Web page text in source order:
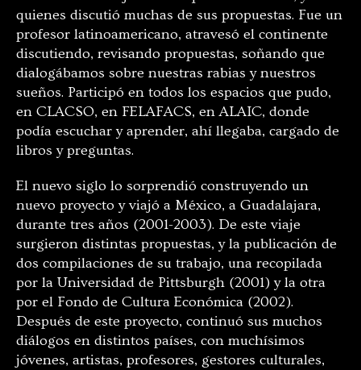
quienes discutió muchas de sus propuestas. Fue un
profesor latinoamericano, atravesó el continente
discutiendo, revisando propuestas, soñando que
dialogábamos sobre nuestras rabias y nuestros
sueños. Participó en todos los espacios que pudo,
en CLACSO, en FELAFACS, en ALAIC, donde
podía escuchar y aprender, ahí llegaba, cargado de
libros y preguntas.
El nuevo siglo lo sorprendió construyendo un
nuevo proyecto y viajó a México, a Guadalajara,
durante tres años (2001-2003). De este viaje
surgieron distintas propuestas, y la publicación de
dos compilaciones de su trabajo, una recopilada
por la Universidad de Pittsburgh (2001) y la otra
por el Fondo de Cultura Económica (2002).
Después de este proyecto, continuó sus muchos
diálogos en distintos países, con muchísimos
jóvenes, artistas, profesores, gestores culturales,